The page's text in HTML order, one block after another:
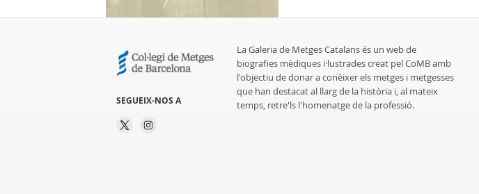
SEGUEIX-NOS A
La Galeria de Metges Catalans és un web de
biografies mèdiques i·lustrades creat pel CoMB amb
l'objectiu de donar a conèixer els metges i metgesses
que han destacat al llarg de la història i, al mateix
temps, retre'ls l'homenatge de la professió.